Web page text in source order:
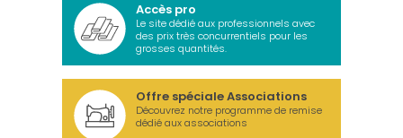
Accès pro
Le site dédié aux professionnels avec
des prix très concurrentiels pour les
grosses quantités.
Offre spéciale Associations
Découvrez notre programme de remise
dédié aux associations